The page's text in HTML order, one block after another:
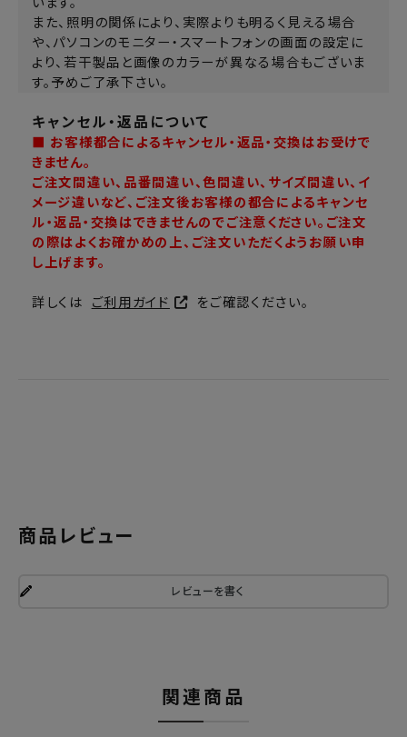
また、照明の関係により、実際よりも明るく見える場合
や、パソコンのモニター・スマートフォンの画面の設定に
より、若干製品と画像のカラーが異なる場合もございま
す。予めご了承下さい。
キャンセル・返品について
■ お客様都合によるキャンセル・返品・交換はお受けで
きません。
ご注文間違い、品番間違い、色間違い、サイズ間違い、イ
メージ違いなど、ご注文後お客様の都合によるキャンセ
ル・返品・交換はできませんのでご注意ください。ご注文
の際はよくお確かめの上、ご注文いただくようお願い申
し上げます。
詳しくは ご利用ガイド をご確認ください。
商品レビュー
レビューを書く
関連商品